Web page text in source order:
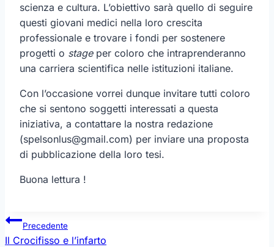
scienza e cultura. L’obiettivo sarà quello di seguire
questi giovani medici nella loro crescita
professionale e trovare i fondi per sostenere
progetti o stageper coloro che intraprenderanno
una carriera scientifica nelle istituzioni italiane.
Con l’occasione vorrei dunque invitare tutti coloro
che si sentono soggetti interessati a questa
iniziativa, a contattare la nostra redazione
(spelsonlus@gmail.com) per inviare una proposta
di pubblicazione della loro tesi.
Buona lettura !
Navigazione
articoli
Precedente
Il Crocifisso e l’infarto